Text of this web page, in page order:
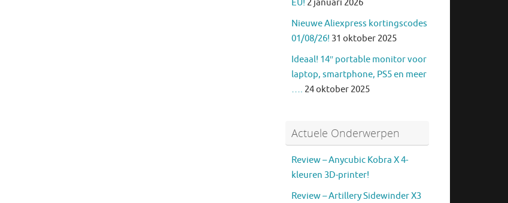
EU! 2 januari 2026
Nieuwe Aliexpress kortingscodes
01/08/26! 31 oktober 2025
Ideaal! 14″ portable monitor voor
laptop, smartphone, PS5 en meer
…. 24 oktober 2025
Actuele Onderwerpen
Review – Anycubic Kobra X 4-
kleuren 3D-printer!
Review – Artillery Sidewinder X3